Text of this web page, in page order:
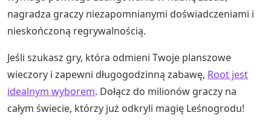
nagradza graczy niezapomnianymi doświadczeniami i
nieskończoną regrywalnością.
Jeśli szukasz gry, która odmieni Twoje planszowe
wieczory i zapewni długogodzinną zabawę, Root jest
idealnym wyborem. Dołącz do milionów graczy na
całym świecie, którzy już odkryli magię Leśnogrodu!